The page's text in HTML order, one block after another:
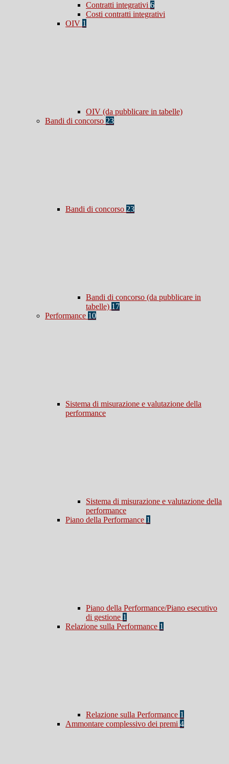
Contratti integrativi 6
Costi contratti integrativi
OIV 1
OIV (da pubblicare in tabelle)
Bandi di concorso 23
Bandi di concorso 23
Bandi di concorso (da pubblicare in
tabelle) 17
Performance 10
Sistema di misurazione e valutazione della
performance
Sistema di misurazione e valutazione della
performance
Piano della Performance 1
Piano della Performance/Piano esecutivo
di gestione 1
Relazione sulla Performance 1
Relazione sulla Performance 1
Ammontare complessivo dei premi 4